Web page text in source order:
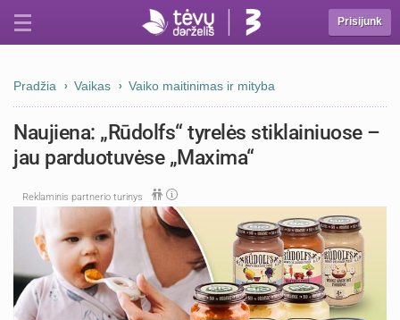
Prisijunk
Pradžia Vaikas Vaiko maitinimas ir mityba
Naujiena: „Rūdolfs“ tyrelės stiklainiuose –
jau parduotuvėse „Maxima“
Reklaminis partnerio turinys